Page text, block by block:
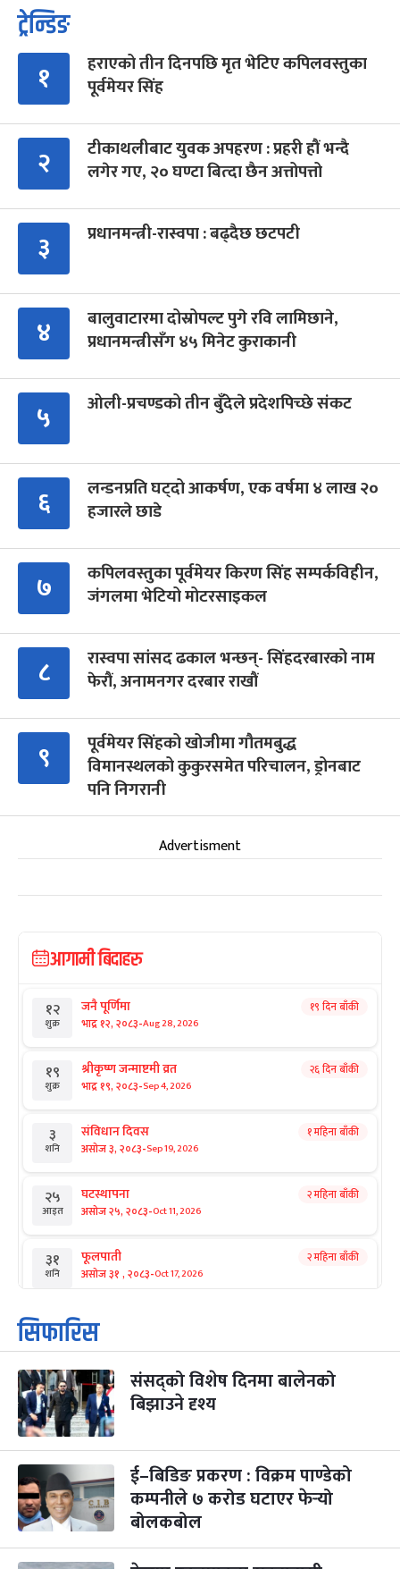
ट्रेन्डिङ
१
हराएको तीन दिनपछि मृत भेटिए कपिलवस्तुका
पूर्वमेयर सिंह
२
टीकाथलीबाट युवक अपहरण : प्रहरी हौं भन्दै
लगेर गए, २० घण्टा बित्दा छैन अत्तोपत्तो
३ प्रधानमन्त्री-रास्वपा : बढ्दैछ छटपटी
४
बालुवाटारमा दोस्रोपल्ट पुगे रवि लामिछाने,
प्रधानमन्त्रीसँग ४५ मिनेट कुराकानी
५ ओली-प्रचण्डको तीन बुँदेले प्रदेशपिच्छे संकट
६
लन्डनप्रति घट्दो आकर्षण, एक वर्षमा ४ लाख २०
हजारले छाडे
७
कपिलवस्तुका पूर्वमेयर किरण सिंह सम्पर्कविहीन,
जंगलमा भेटियो मोटरसाइकल
८
रास्वपा सांसद ढकाल भन्छन्- सिंहदरबारको नाम
फेरौं, अनामनगर दरबार राखौं
९
पूर्वमेयर सिंहको खोजीमा गौतमबुद्ध
विमानस्थलको कुकुरसमेत परिचालन, ड्रोनबाट
पनि निगरानी
Advertisment
आगामी बिदाहरु
१२
शुक्र
जनै पूर्णिमा
भाद्र १२, २०८३-Aug 28, 2026
१९ दिन बाँकी
१९
शुक्र
श्रीकृष्ण जन्माष्टमी व्रत
भाद्र १९, २०८३-Sep 4, 2026
२६ दिन बाँकी
३
शनि
संविधान दिवस
असोज ३, २०८३-Sep 19, 2026
१ महिना बाँकी
२५
आइत
घटस्थापना
असोज २५, २०८३-Oct 11, 2026
२ महिना बाँकी
३१
शनि
फूलपाती
असोज ३१ , २०८३-Oct 17, 2026
२ महिना बाँकी
१
आइत
कार्तिक सङ्क्रान्ति
कार्तिक १, २०८३
३
मंगल
महानवमी
कार्तिक ३, २०८३-Oct 20, 2026
२ महिना बाँकी
४
बुध कार्तिक ४, २०८३ -Oct 21, 2026
५
बिहि
पापा‌ङ्कुशा एकादशी व्रत
कार्तिक ५, २०८३-Oct 22, 2026
२ महिना बाँकी
सिफारिस
संसद्को विशेष दिनमा बालेनको
बिझाउने दृश्य
ई–बिडिङ प्रकरण : विक्रम पाण्डेको
कम्पनीले ७ करोड घटाएर फेर्‍यो
बोलकबोल